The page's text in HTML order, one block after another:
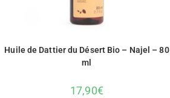
Huile de Dattier du Désert Bio – Najel – 80
ml
17,90€